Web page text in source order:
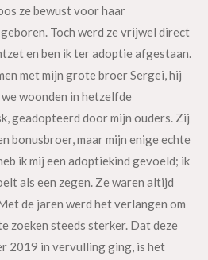
ze bewust voor haar
Toch werd ze vrijwel direct
en ben ik ter adoptie afgestaan.
met mijn grote broer Sergei, hij
woonden in hetzelfde
geadopteerd door mijn ouders. Zij
bonusbroer, maar mijn enige echte
ik mij een adoptiekind gevoeld; ik
als een zegen. Ze waren altijd
de jaren werd het verlangen om
zoeken steeds sterker. Dat deze
2019 in vervulling ging, is het